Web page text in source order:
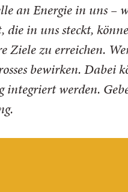
an Energie in uns –
in uns steckt,
Ziele zu erreichen.
bewirken. Dabei
werden.